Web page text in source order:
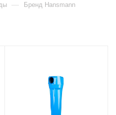
— Бренд Hansmann